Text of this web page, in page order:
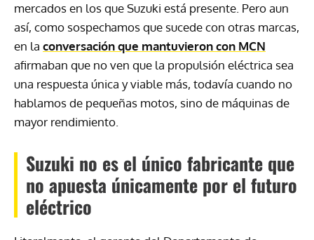
mercados en los que Suzuki está presente. Pero aun
así, como sospechamos que sucede con otras marcas,
en la conversación que mantuvieron con MCN
afirmaban que no ven que la propulsión eléctrica sea
una respuesta única y viable más, todavía cuando no
hablamos de pequeñas motos, sino de máquinas de
mayor rendimiento.
Suzuki no es el único fabricante que
no apuesta únicamente por el futuro
eléctrico